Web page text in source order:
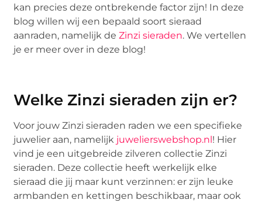
kan precies deze ontbrekende factor zijn! In deze
blog willen wij een bepaald soort sieraad
aanraden, namelijk deZinzi sieraden. We vertellen
je er meer over in deze blog!
Welke Zinzi sieraden zijn er?
Voor jouw Zinzi sieraden raden we een specifieke
juwelier aan, namelijk juwelierswebshop.nl! Hier
vind je een uitgebreide zilveren collectie Zinzi
sieraden. Deze collectie heeft werkelijk elke
sieraad die jij maar kunt verzinnen: er zijn leuke
armbanden en kettingen beschikbaar, maar ook